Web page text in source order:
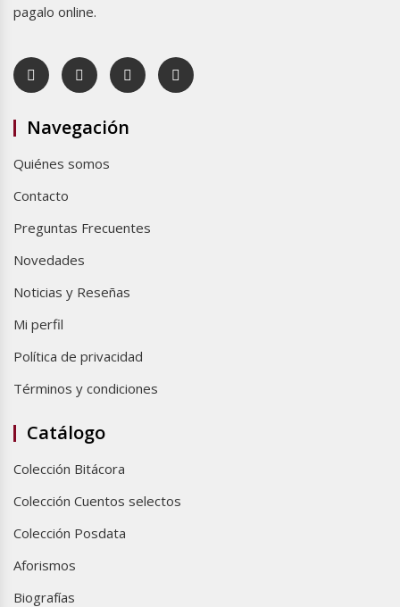
pagalo online.
Navegación
Quiénes somos
Contacto
Preguntas Frecuentes
Novedades
Noticias y Reseñas
Mi perfil
Política de privacidad
Términos y condiciones
Catálogo
Colección Bitácora
Colección Cuentos selectos
Colección Posdata
Aforismos
Biografías